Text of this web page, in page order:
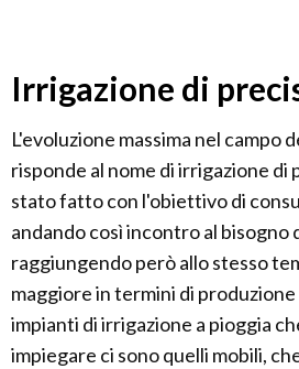
Irrigazione di
L'evoluzione massima nel campo
risponde al nome di irrigazione
stato fatto con l'obiettivo di
andando così incontro al bisogno
raggiungendo però allo stesso
maggiore in termini di produzione
impianti di irrigazione a pioggia
impiegare ci sono quelli mobili,